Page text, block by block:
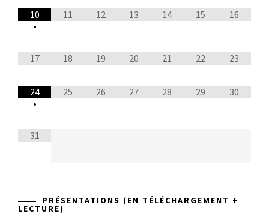
10
•
11 12 13 14 15 16
17 18 19 20 21 22 23
24
•
25 26 27 28 29 30
31
PRÉSENTATIONS (EN TÉLÉCHARGEMENT +
LECTURE)